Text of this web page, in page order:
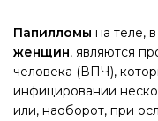
Папилломы на теле,
женщин, являются
человека (ВПЧ),
инфицировании
или, наоборот, при